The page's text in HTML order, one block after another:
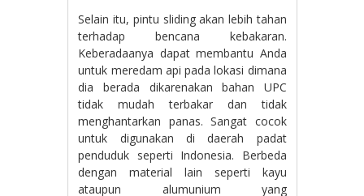
Selain itu, pintu sliding akan lebih tahan
terhadap bencana kebakaran.
Keberadaanya dapat membantu Anda
untuk meredam api pada lokasi dimana
dia berada dikarenakan bahan UPC
tidak mudah terbakar dan tidak
menghantarkan panas. Sangat cocok
untuk digunakan di daerah padat
penduduk seperti Indonesia. Berbeda
dengan material lain seperti kayu
ataupun alumunium yang